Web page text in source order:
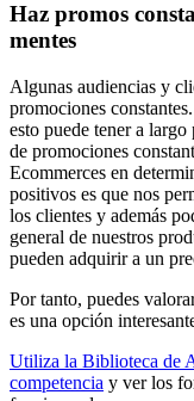
Haz promos
mentes
Algunas audiencias y
promociones
esto puede tener a
de promociones
Ecommerces en
positivos es que nos
los clientes y además
general de nuestros
pueden adquirir a un
Por tanto, puedes
es una opción
Utiliza la Biblioteca de
competencia y ver los